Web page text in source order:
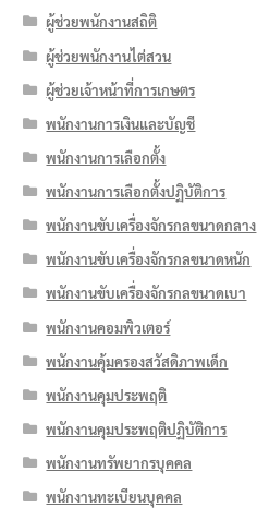
ผู้ช่วยพนักงานสถิติ
ผู้ช่วยพนักงานไต่สวน
ผู้ช่วยเจ้าหน้าที่การเกษตร
พนักงานการเงินและบัญชี
พนักงานการเลือกตั้ง
พนักงานการเลือกตั้งปฏิบัติการ
พนักงานขับเครื่องจักรกลขนาดกลาง
พนักงานขับเครื่องจักรกลขนาดหนัก
พนักงานขับเครื่องจักรกลขนาดเบา
พนักงานคอมพิวเตอร์
พนักงานคุ้มครองสวัสดิภาพเด็ก
พนักงานคุมประพฤติ
พนักงานคุมประพฤติปฏิบัติการ
พนักงานทรัพยากรบุคคล
พนักงานทะเบียนบุคคล